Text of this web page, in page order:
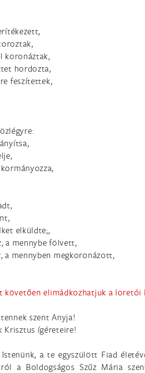
koronáztak,
hordozta,
feszítettek,
elküldte;,
a mennybe fölvett,
a mennyben megkoronázott,
követően elimádkozhatjuk a
szent Anyja!
Krisztus ígéreteire!
a te egyszülött Fiad
a Boldogságos Szűz Mária